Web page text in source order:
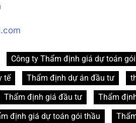
Công ty Thẩm định giá dự toán
tế
Thẩm định dự án đầu tư
Thẩm định giá đầu tư
Thẩm
định giá dự toán gói thầu